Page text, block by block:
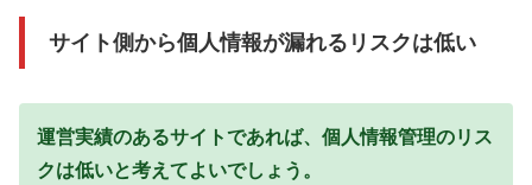
サイト側から個人情報が漏れるリスクは低い
運営実績のあるサイトであれば、個人情報管理のリス
クは低いと考えてよいでしょう。